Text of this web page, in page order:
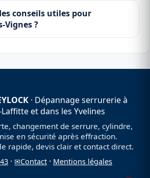
conseils utiles pour
Vignes ?
· Dépannage serrurerie à
et dans les Yvelines
changement de serrure, cylindre,
en sécurité après effraction.
rapide, devis clair et contact direct.
· ✉Contact · Mentions légales